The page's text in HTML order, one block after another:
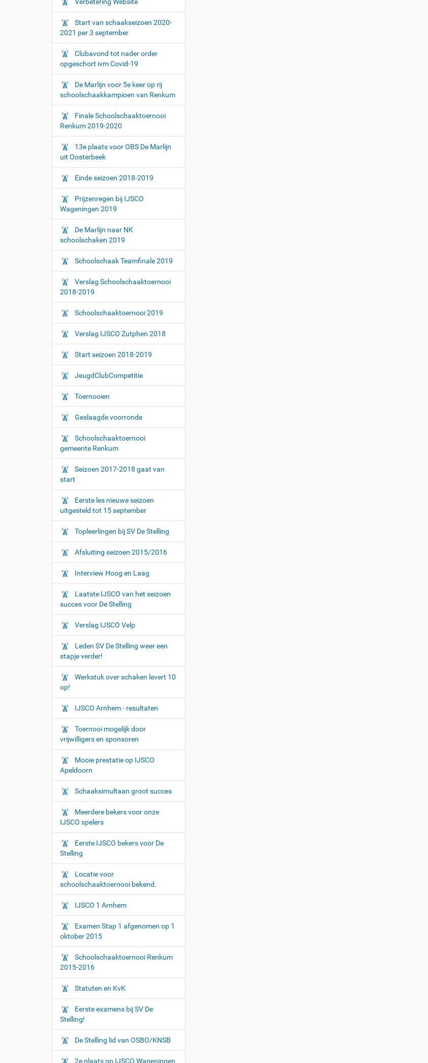
Start van schaakseizoen 2020-
2021 per 3 september
Clubavond tot nader order
opgeschort ivm Covid-19
De Marlijn voor 5e keer op rij
schoolschaakkampioen van Renkum
Finale Schoolschaaktoernooi
Renkum 2019-2020
13e plaats voor OBS De Marlijn
uit Oosterbeek
Einde seizoen 2018-2019
Prijzenregen bij IJSCO
Wageningen 2019
De Marlijn naar NK
schoolschaken 2019
Schoolschaak Teamfinale 2019
Verslag Schoolschaaktoernooi
2018-2019
Schoolschaaktoernooi 2019
Verslag IJSCO Zutphen 2018
Start seizoen 2018-2019
JeugdClubCompetitie
Toernooien
Geslaagde voorronde
Schoolschaaktoernooi
gemeente Renkum
Seizoen 2017-2018 gaat van
start
Eerste les nieuwe seizoen
uitgesteld tot 15 september
Topleerlingen bij SV De Stelling
Afsluiting seizoen 2015/2016
Interview Hoog en Laag
Laatste IJSCO van het seizoen
succes voor De Stelling
Verslag IJSCO Velp
Leden SV De Stelling weer een
stapje verder!
Werkstuk over schaken levert 10
op!
IJSCO Arnhem - resultaten
Toernooi mogelijk door
vrijwilligers en sponsoren
Mooie prestatie op IJSCO
Apeldoorn
Schaaksimultaan groot succes
Meerdere bekers voor onze
IJSCO spelers
Eerste IJSCO bekers voor De
Stelling
Locatie voor
schoolschaaktoernooi bekend.
IJSCO 1 Arnhem
Examen Stap 1 afgenomen op 1
oktober 2015
Schoolschaaktoernooi Renkum
2015-2016
Statuten en KvK
Eerste examens bij SV De
Stelling!
De Stelling lid van OSBO/KNSB
2e plaats op IJSCO Wageningen